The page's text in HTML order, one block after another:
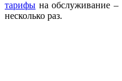
тарифы на обслуживание
несколько раз.